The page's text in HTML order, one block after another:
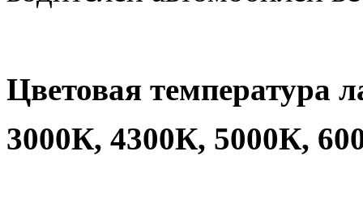
Цветовая температура
3000К, 4300К, 5000К,